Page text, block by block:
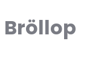
Bröllop